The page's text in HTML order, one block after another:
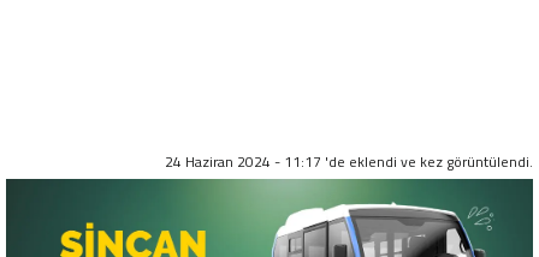
24 Haziran 2024 - 11:17 'de eklendi ve kez görüntülendi.